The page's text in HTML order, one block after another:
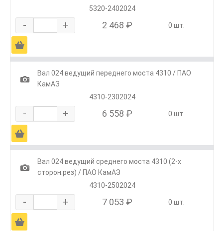
5320-2402024
- + 2 468 ₽ 0 шт.
Ä
1
Вал 024 ведущий переднего моста 4310 / ПАО
КамАЗ
4310-2302024
- + 6 558 ₽ 0 шт.
Ä
1
Вал 024 ведущий среднего моста 4310 (2-х
сторон.рез) / ПАО КамАЗ
4310-2502024
- + 7 053 ₽ 0 шт.
Ä